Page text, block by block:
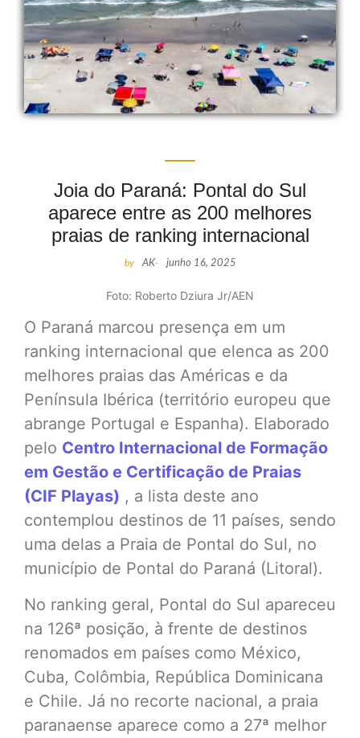
Joia do Paraná: Pontal do Sul
aparece entre as 200 melhores
praias de ranking internacional
by AK- junho 16, 2025
Foto: Roberto Dziura Jr/AEN
O Paraná marcou presença em um
ranking internacional que elenca as 200
melhores praias das Américas e da
Península Ibérica (território europeu que
abrange Portugal e Espanha). Elaborado
pelo Centro Internacional de Formação
em Gestão e Certificação de Praias
(CIF Playas) , a lista deste ano
contemplou destinos de 11 países, sendo
uma delas a Praia de Pontal do Sul, no
município de Pontal do Paraná (Litoral).
No ranking geral, Pontal do Sul apareceu
na 126ª posição, à frente de destinos
renomados em países como México,
Cuba, Colômbia, República Dominicana
e Chile. Já no recorte nacional, a praia
paranaense aparece como a 27ª melhor